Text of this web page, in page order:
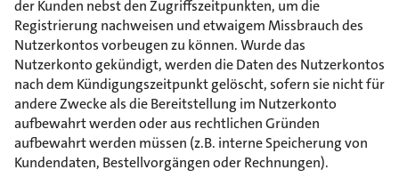
der Kunden nebst den Zugriffszeitpunkten, um die
Registrierung nachweisen und etwaigem Missbrauch des
Nutzerkontos vorbeugen zu können. Wurde das
Nutzerkonto gekündigt, werden die Daten des Nutzerkontos
nach dem Kündigungszeitpunkt gelöscht, sofern sie nicht für
andere Zwecke als die Bereitstellung im Nutzerkonto
aufbewahrt werden oder aus rechtlichen Gründen
aufbewahrt werden müssen (z.B. interne Speicherung von
Kundendaten, Bestellvorgängen oder Rechnungen).